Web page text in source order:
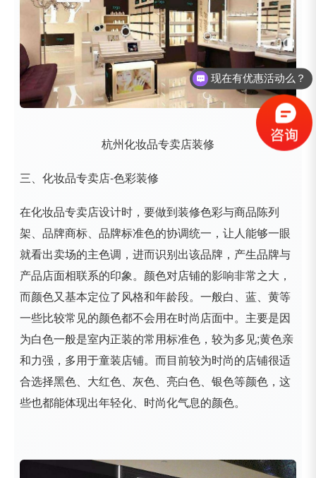
杭州化妆品专卖店装修
三、化妆品专卖店-色彩装修
在化妆品专卖店设计时，要做到装修色彩与商品陈列
架、品牌商标、品牌标准色的协调统一，让人能够一眼
就看出卖场的主色调，进而识别出该品牌，产生品牌与
产品店面相联系的印象。颜色对店铺的影响非常之大，
而颜色又基本定位了风格和年龄段。一般白、蓝、黄等
一些比较常见的颜色都不会用在时尚店面中。主要是因
为白色一般是室内正装的常用标准色，较为多见;黄色亲
和力强，多用于童装店铺。而目前较为时尚的店铺很适
合选择黑色、大红色、灰色、亮白色、银色等颜色，这
些也都能体现出年轻化、时尚化气息的颜色。
现在有优惠活动么？